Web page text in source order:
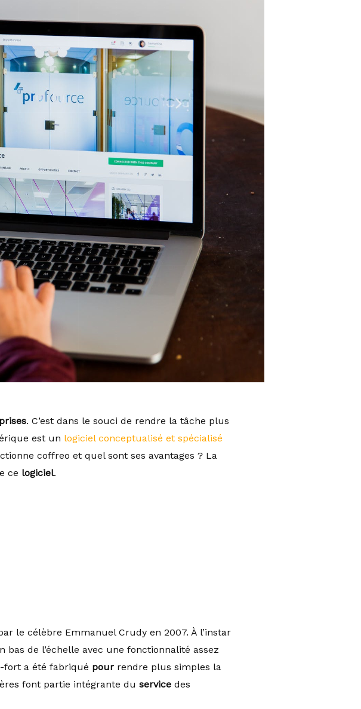
. C’est dans le souci de rendre la tâche plus
est un logiciel conceptualisé et spécialisé
coffreo et quel sont ses avantages ? La
ce logiciel.
le célèbre Emmanuel Crudy en 2007. À l’instar
bas de l’échelle avec une fonctionnalité assez
fort a été fabriqué pourrendre plus simples la
font partie intégrante du servicedes